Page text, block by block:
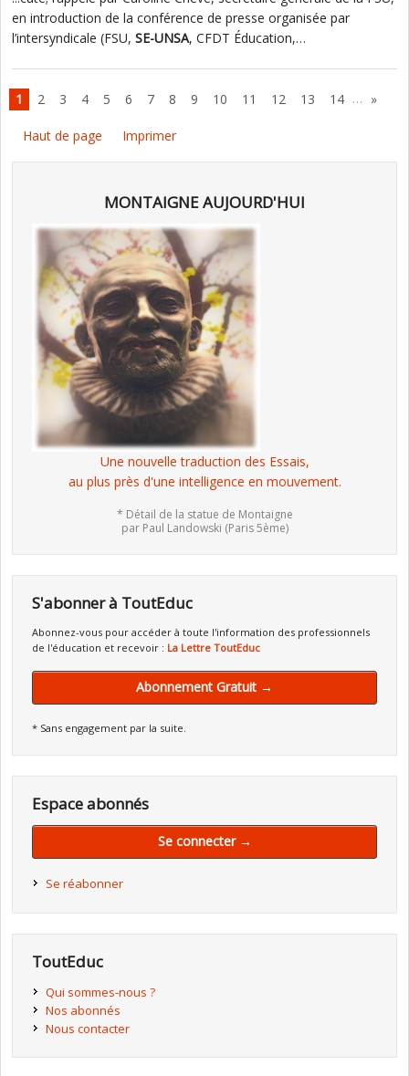
en introduction de la conférence de presse organisée par
l’intersyndicale (FSU, SE-UNSA, CFDT Éducation,…
1 2 3 4 5 6 7 8 9 10 11 12 13 14 … »
Haut de page Imprimer
MONTAIGNE AUJOURD'HUI
Une nouvelle traduction des Essais,
au plus près d'une intelligence en mouvement.
* Détail de la statue de Montaigne
par Paul Landowski (Paris 5ème)
S'abonner à ToutEduc
Abonnez-vous pour accéder à toute l'information des professionnels
de l'éducation et recevoir : La Lettre ToutEduc
Abonnement Gratuit →
* Sans engagement par la suite.
Espace abonnés
Se connecter →
Se réabonner
ToutEduc
Qui sommes-nous ?
Nos abonnés
Nous contacter